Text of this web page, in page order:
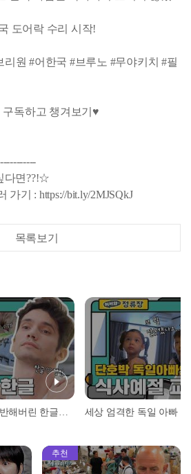
도어락 수리 시작!
리원 #어한국 #브루노 #무야키치 #필
독하고 챙겨보기♥
다면??!☆
가기 : https://bit.ly/2MJSQkJ
목록보기
골든GU스 장인 파올로도 반해버린 한글의 매력♥ l #어서와정류장 l #어서와한국은처음이지 l #MBCevery1 l EP.151
추천